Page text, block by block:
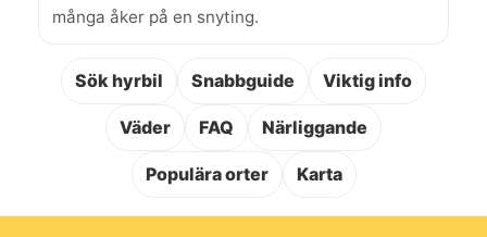
många åker på en snyting.
Sök hyrbil Snabbguide Viktig info
Väder FAQ Närliggande
Populära orter Karta